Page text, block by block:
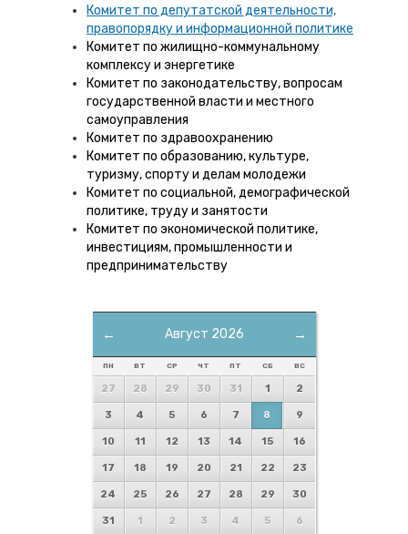
Комитет по депутатской деятельности,
правопорядку и информационной политике
Комитет по жилищно-коммунальному
комплексу и энергетике
Комитет по законодательству, вопросам
государственной власти и местного
самоуправления
Комитет по здравоохранению
Комитет по образованию, культуре,
туризму, спорту и делам молодежи
Комитет по социальной, демографической
политике, труду и занятости
Комитет по экономической политике,
инвестициям, промышленности и
предпринимательству
← →
Август 2026
ПН ВТ СР ЧТ ПТ СБ ВС
27 28 29 30 31 1 2
3 4 5 6 7 8 9
10 11 12 13 14 15 16
17 18 19 20 21 22 23
24 25 26 27 28 29 30
31 1 2 3 4 5 6